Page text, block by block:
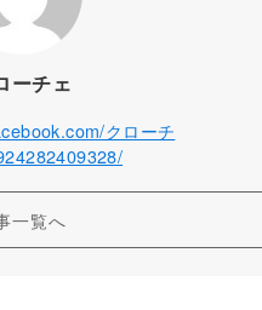
ーチェ
クローチ
一覧へ